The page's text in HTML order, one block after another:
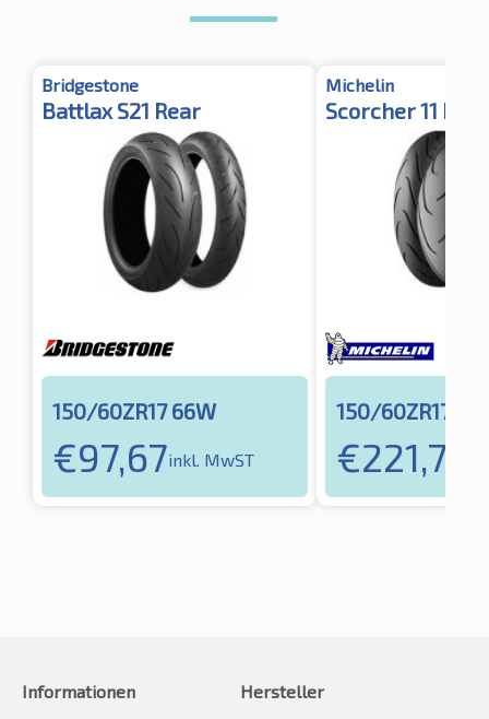
Bridgestone
Battlax S21 Rear
150/60ZR17 66W
€97,67inkl. MwST
Michelin
Scorcher 11 Rear
150/60ZR17
€221,78
Informationen
Hersteller